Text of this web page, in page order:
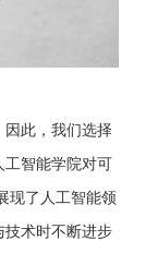
因此，我们选择
工智能学院对可
现了人工智能领
技术时不断进步